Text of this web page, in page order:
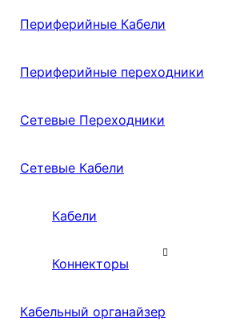
Периферийные Кабели
Периферийные переходники
Сетевые Переходники
Сетевые Кабели
Кабели
Коннекторы
Кабельный органайзер